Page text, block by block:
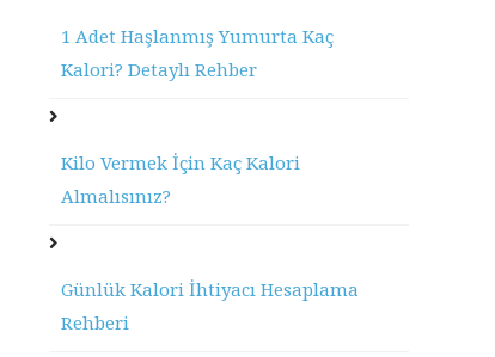
1 Adet Haşlanmış Yumurta Kaç
Kalori? Detaylı Rehber
Kilo Vermek İçin Kaç Kalori
Almalısınız?
Günlük Kalori İhtiyacı Hesaplama
Rehberi